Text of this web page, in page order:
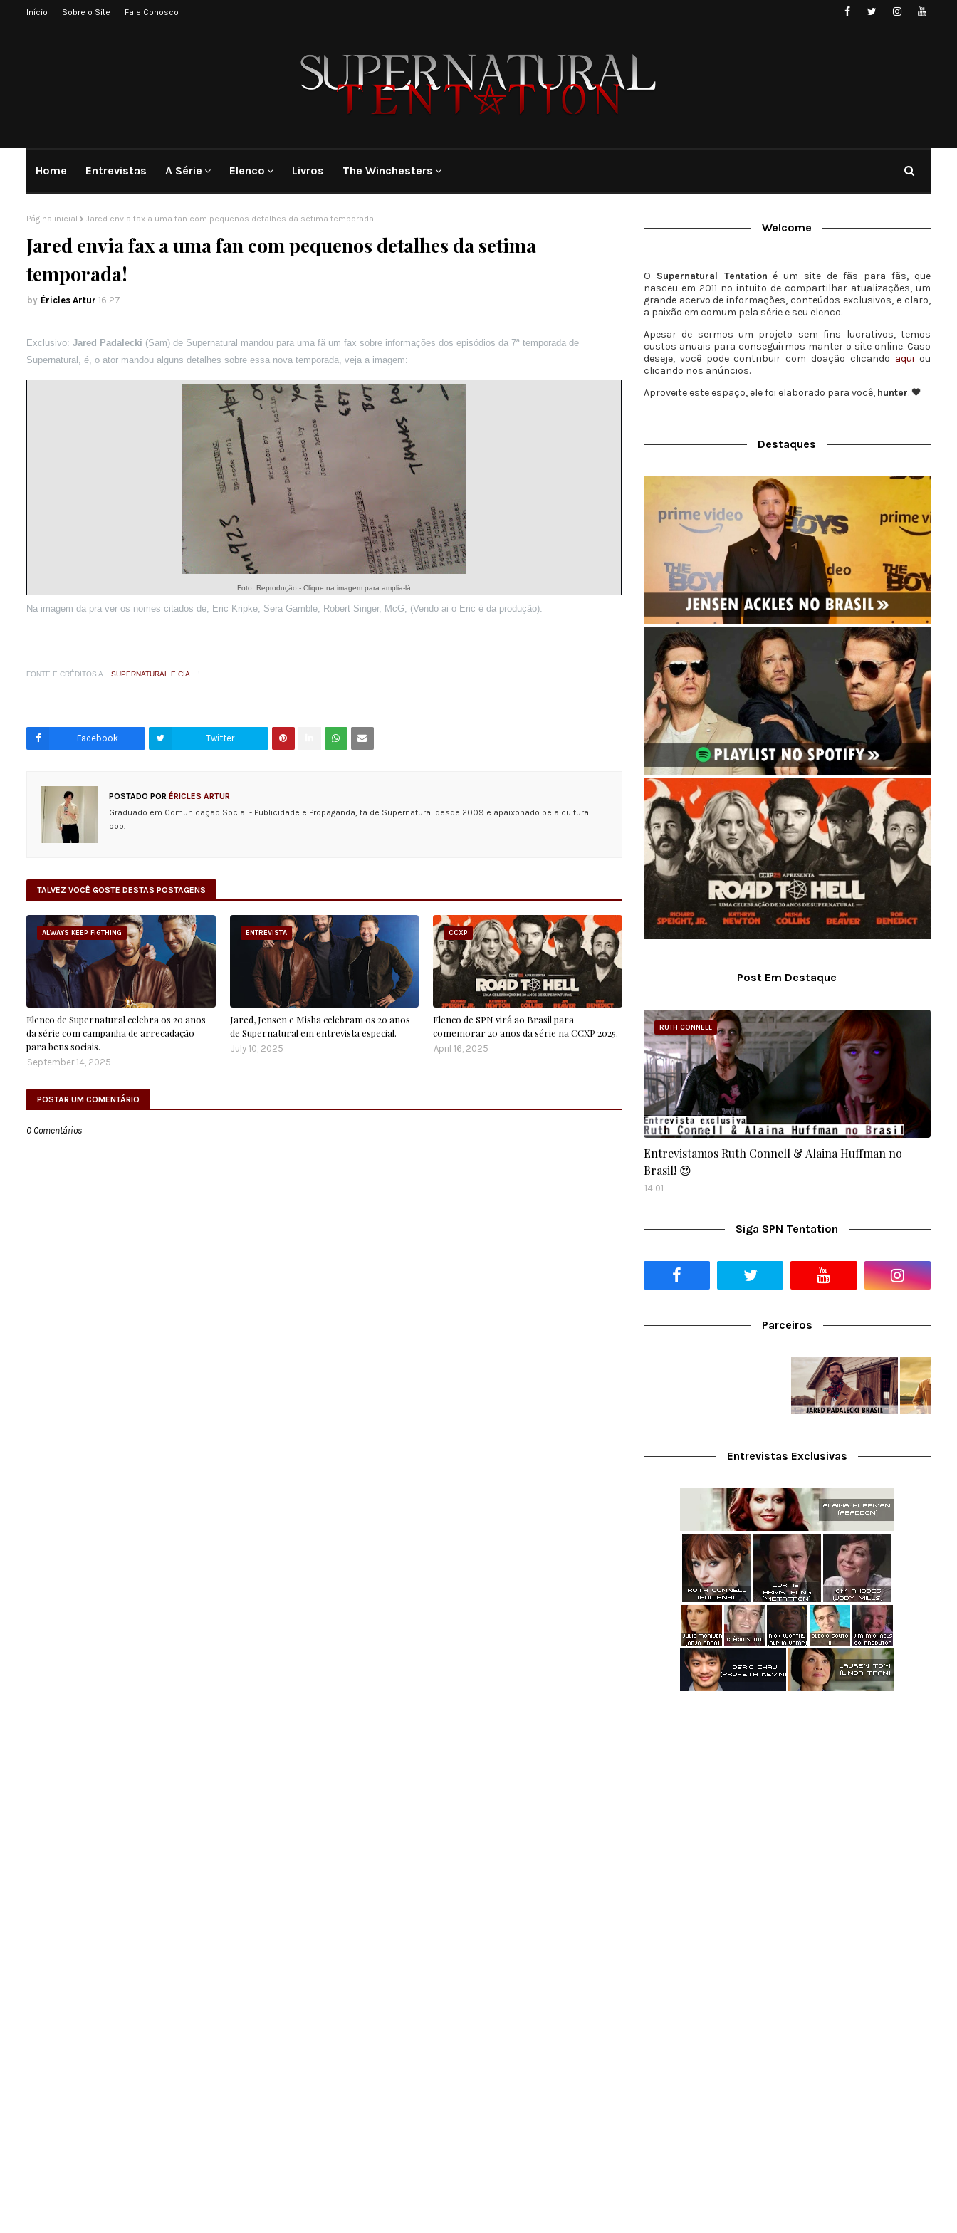
Início Sobre o Site Fale Conosco
Home Entrevistas A Série Elenco Livros The Winchesters
Página inicial Jared envia fax a uma fan com pequenos detalhes da setima temporada!
Jared envia fax a uma fan com pequenos detalhes da setima
temporada!
Éricles Artur 16:27
Exclusivo: Jared Padalecki (Sam) de Supernatural mandou para uma fã um fax sobre informações dos episódios da 7ª temporada de
Supernatural, é, o ator mandou alguns detalhes sobre essa nova temporada, veja a imagem:
Foto: Reprodução - Clique na imagem para amplia-lá
Na imagem da pra ver os nomes citados de; Eric Kripke, Sera Gamble, Robert Singer, McG, (Vendo ai o Eric é da produção).
FONTE E CRÉDITOS A SUPERNATURAL E CIA !
Facebook Twitter
POSTADO POR ÉRICLES ARTUR
Graduado em Comunicação Social - Publicidade e Propaganda, fã de Supernatural desde 2009 e apaixonado pela cultura
pop.
TALVEZ VOCÊ GOSTE DESTAS POSTAGENS
ALWAYS KEEP FIGTHING
Elenco de Supernatural celebra os 20 anos
da série com campanha de arrecadação
para bens sociais.
September 14, 2025
ENTREVISTA
Jared, Jensen e Misha celebram os 20 anos
de Supernatural em entrevista especial.
July 10, 2025
CCXP
Elenco de SPN virá ao Brasil para
comemorar 20 anos da série na CCXP 2025.
April 16, 2025
POSTAR UM COMENTÁRIO
0 Comentários
Welcome
O Supernatural Tentation é um site de fãs para fãs, que
nasceu em 2011 no intuito de compartilhar atualizações, um
grande acervo de informações, conteúdos exclusivos, e claro,
a paixão em comum pela série e seu elenco.
Apesar de sermos um projeto sem fins lucrativos, temos
custos anuais para conseguirmos manter o site online. Caso
deseje, você pode contribuir com doação clicando aqui ou
clicando nos anúncios.
Aproveite este espaço, ele foi elaborado para você, hunter. 🖤
Destaques
Post Em Destaque
RUTH CONNELL
Entrevistamos Ruth Connell & Alaina Huffman no
Brasil! 😍
14:01
Siga SPN Tentation
Parceiros
Entrevistas Exclusivas